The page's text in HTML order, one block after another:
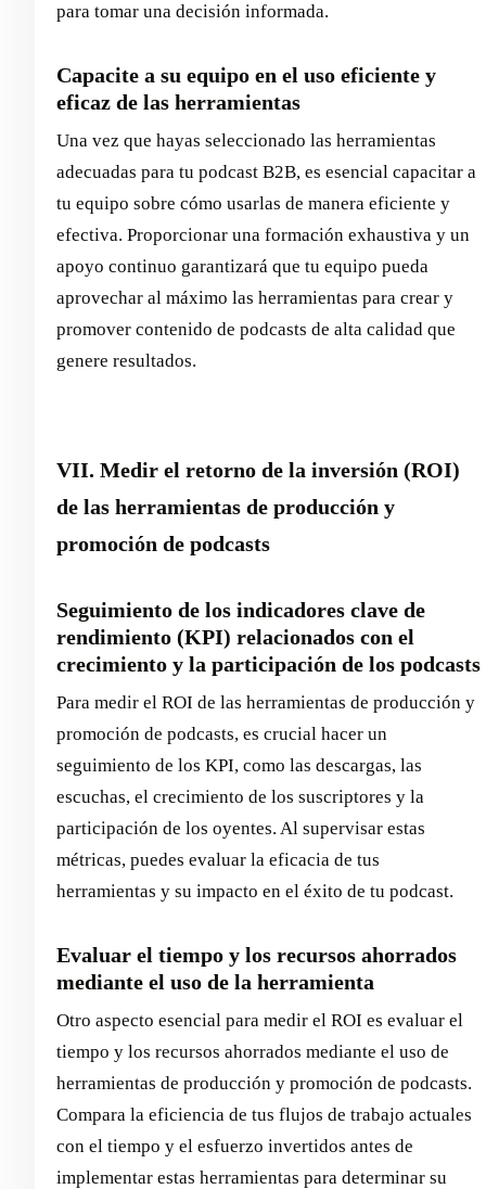
para tomar una decisión informada.
Capacite a su equipo en el uso eficiente y
eficaz de las herramientas
Una vez que hayas seleccionado las herramientas
adecuadas para tu podcast B2B, es esencial capacitar a
tu equipo sobre cómo usarlas de manera eficiente y
efectiva. Proporcionar una formación exhaustiva y un
apoyo continuo garantizará que tu equipo pueda
aprovechar al máximo las herramientas para crear y
promover contenido de podcasts de alta calidad que
genere resultados.
VII. Medir el retorno de la inversión (ROI)
de las herramientas de producción y
promoción de podcasts
Seguimiento de los indicadores clave de
rendimiento (KPI) relacionados con el
crecimiento y la participación de los podcasts
Para medir el ROI de las herramientas de producción y
promoción de podcasts, es crucial hacer un
seguimiento de los KPI, como las descargas, las
escuchas, el crecimiento de los suscriptores y la
participación de los oyentes. Al supervisar estas
métricas, puedes evaluar la eficacia de tus
herramientas y su impacto en el éxito de tu podcast.
Evaluar el tiempo y los recursos ahorrados
mediante el uso de la herramienta
Otro aspecto esencial para medir el ROI es evaluar el
tiempo y los recursos ahorrados mediante el uso de
herramientas de producción y promoción de podcasts.
Compara la eficiencia de tus flujos de trabajo actuales
con el tiempo y el esfuerzo invertidos antes de
implementar estas herramientas para determinar su